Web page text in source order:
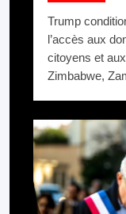
Trump
l’accès aux
citoyens et
Zimbabwe,